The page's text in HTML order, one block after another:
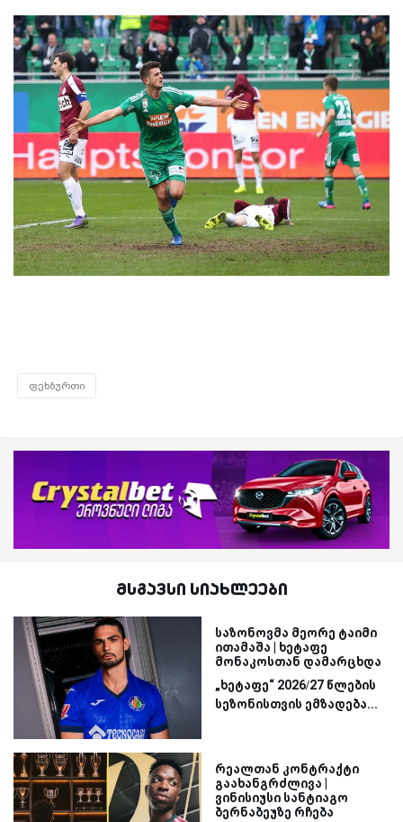
ფეხბურთი
მსგავსი სიახლეები
საზონოვმა მეორე ტაიმი
ითამაშა | ხეტაფე
მონაკოსთან დამარცხდა
„ხეტაფე“ 2026/27 წლების
სეზონისთვის ემზადება...
რეალთან კონტრაქტი
გაახანგრძლივა |
ვინისიუსი სანტიაგო
ბერნაბეუზე რჩება